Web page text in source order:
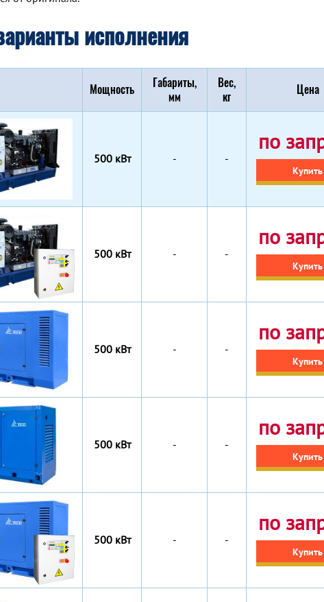
исполнения
Мощность
Габариты,
мм
Вес,
кг
Цена
500 кВт - -
по
Купить
500 кВт - -
по
Купить
500 кВт - -
по
Купить
500 кВт - -
по
Купить
500 кВт - -
по
Купить